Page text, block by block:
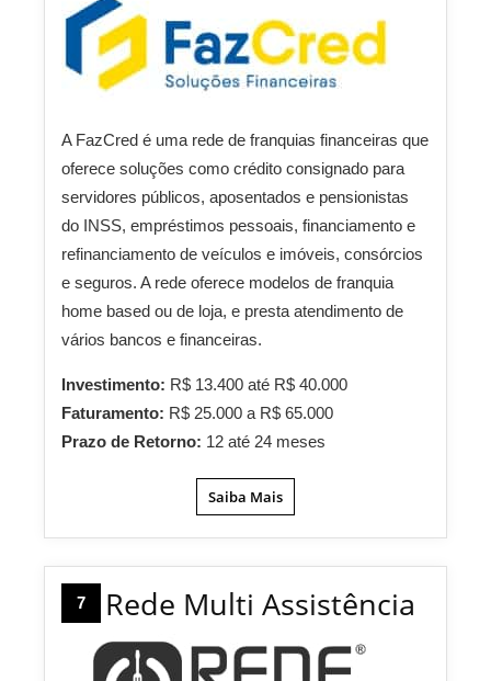
A FazCred é uma rede de franquias financeiras que
oferece soluções como crédito consignado para
servidores públicos, aposentados e pensionistas
do INSS, empréstimos pessoais, financiamento e
refinanciamento de veículos e imóveis, consórcios
e seguros. A rede oferece modelos de franquia
home based ou de loja, e presta atendimento de
vários bancos e financeiras.
Investimento: R$ 13.400 até R$ 40.000
Faturamento: R$ 25.000 a R$ 65.000
Prazo de Retorno: 12 até 24 meses
Saiba Mais
7 Rede Multi Assistência